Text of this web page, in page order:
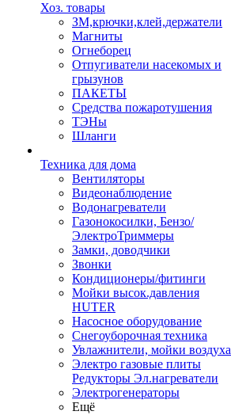
Хоз. товары
ЗМ,крючки,клей,держатели
Магниты
Огнеборец
Отпугиватели насекомых и
грызунов
ПАКЕТЫ
Средства пожаротушения
ТЭНы
Шланги
Техника для дома
Вентиляторы
Видеонаблюдение
Водонагреватели
Газонокосилки, Бензо/
ЭлектроТриммеры
Замки, доводчики
Звонки
Кондиционеры/фитинги
Мойки высок.давления
HUTER
Насосное оборудование
Снегоуборочная техника
Увлажнители, мойки воздуха
Электро газовые плиты
Редукторы Эл.нагреватели
Электрогенераторы
Ещё